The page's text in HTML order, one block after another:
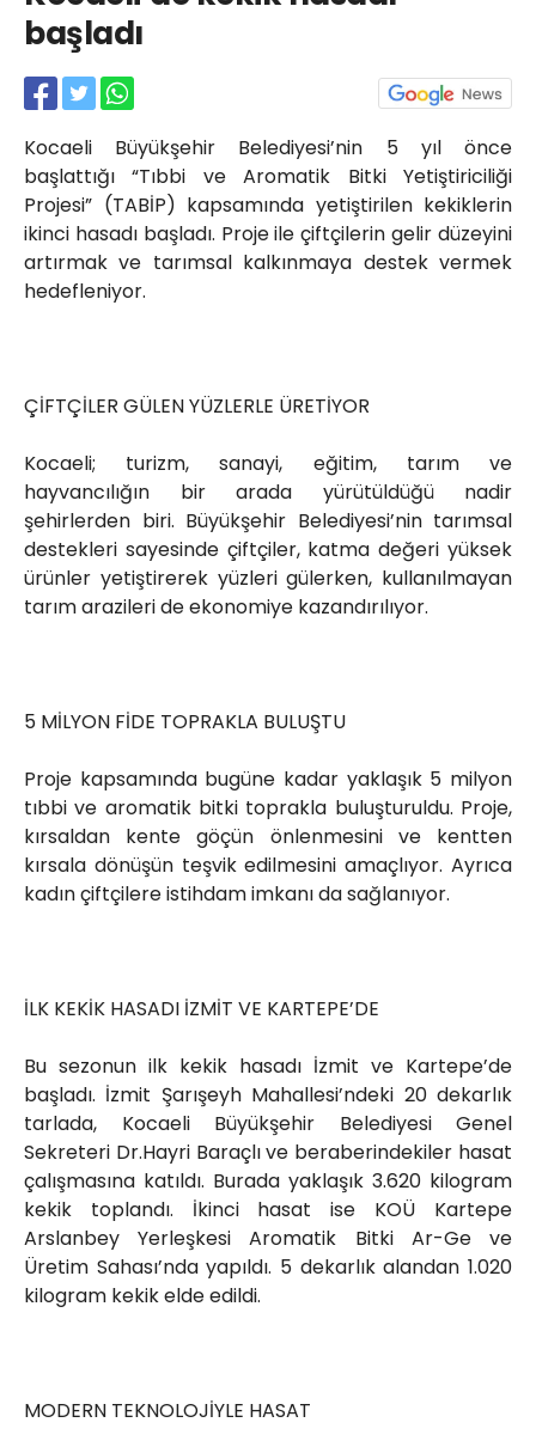
başladı
Kocaeli Büyükşehir Belediyesi’nin 5 yıl önce
başlattığı “Tıbbi ve Aromatik Bitki Yetiştiriciliği
Projesi” (TABİP) kapsamında yetiştirilen kekiklerin
ikinci hasadı başladı. Proje ile çiftçilerin gelir düzeyini
artırmak ve tarımsal kalkınmaya destek vermek
hedefleniyor.
ÇİFTÇİLER GÜLEN YÜZLERLE ÜRETİYOR
Kocaeli; turizm, sanayi, eğitim, tarım ve
hayvancılığın bir arada yürütüldüğü nadir
şehirlerden biri. Büyükşehir Belediyesi’nin tarımsal
destekleri sayesinde çiftçiler, katma değeri yüksek
ürünler yetiştirerek yüzleri gülerken, kullanılmayan
tarım arazileri de ekonomiye kazandırılıyor.
5 MİLYON FİDE TOPRAKLA BULUŞTU
Proje kapsamında bugüne kadar yaklaşık 5 milyon
tıbbi ve aromatik bitki toprakla buluşturuldu. Proje,
kırsaldan kente göçün önlenmesini ve kentten
kırsala dönüşün teşvik edilmesini amaçlıyor. Ayrıca
kadın çiftçilere istihdam imkanı da sağlanıyor.
İLK KEKİK HASADI İZMİT VE KARTEPE’DE
Bu sezonun ilk kekik hasadı İzmit ve Kartepe’de
başladı. İzmit Şarışeyh Mahallesi’ndeki 20 dekarlık
tarlada, Kocaeli Büyükşehir Belediyesi Genel
Sekreteri Dr.Hayri Baraçlı ve beraberindekiler hasat
çalışmasına katıldı. Burada yaklaşık 3.620 kilogram
kekik toplandı. İkinci hasat ise KOÜ Kartepe
Arslanbey Yerleşkesi Aromatik Bitki Ar-Ge ve
Üretim Sahası’nda yapıldı. 5 dekarlık alandan 1.020
kilogram kekik elde edildi.
MODERN TEKNOLOJİYLE HASAT
Akkavaklar Caddesi No:17/4 İzmit-
kocaelisokak@gmail.com